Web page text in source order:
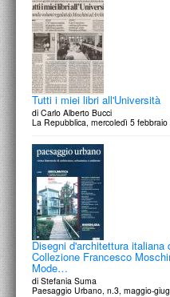
Tutti i miei libri all'Università
di Carlo Alberto Bucci
La Repubblica, mercoledì 5
Disegni d'architettura italiana
Collezione Francesco
Mode…
di Stefania Suma
Paesaggio Urbano, n.3, maggio-